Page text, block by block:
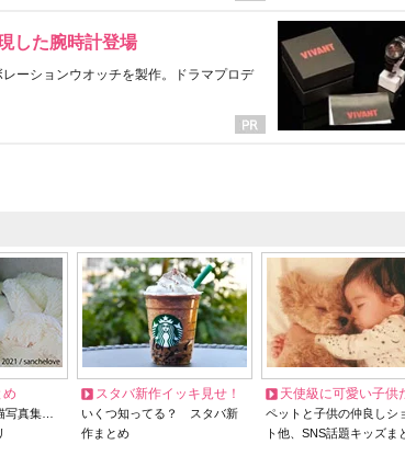
した腕時計登場
ーションウオッチを製作。ドラマプロデ
め
写真集…
スタバ新作イッキ見せ！
いくつ知ってる？ スタバ新
作まとめ
天使級に可愛い子供
ペットと子供の仲良しシ
ト他、SNS話題キッズま